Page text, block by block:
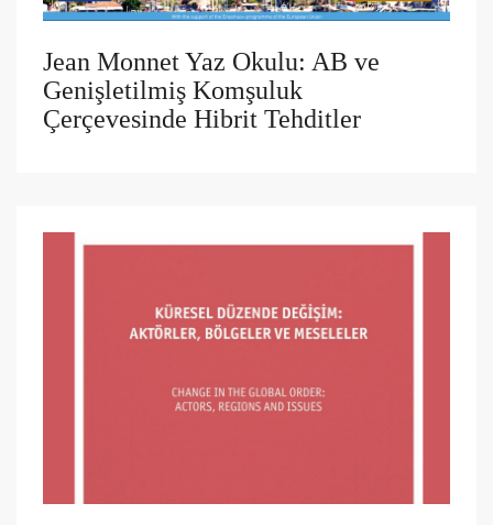
Jean Monnet Yaz Okulu: AB ve
Genişletilmiş Komşuluk
Çerçevesinde Hibrit Tehditler